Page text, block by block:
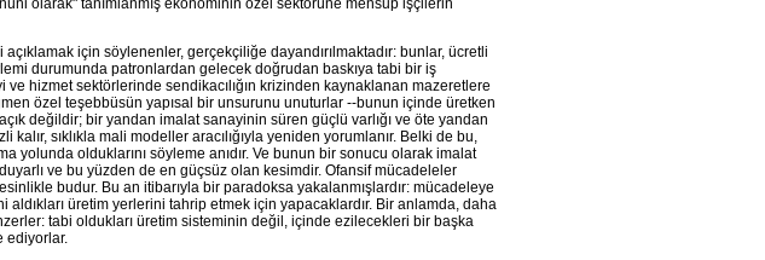
olarak" tanımlanmış ekonominin özel sektörüne mensup işçilerin
için söylenenler, gerçekçiliğe dayandırılmaktadır: bunlar, ücretli
durumunda patronlardan gelecek doğrudan baskıya tabi bir iş
hizmet sektörlerinde sendikacılığın krizinden kaynaklanan mazeretlere
özel teşebbüsün yapısal bir unsurunu unuturlar --bunun içinde üretken
değildir; bir yandan imalat sanayinin süren güçlü varlığı ve öte yandan
sıklıkla mali modeller aracılığıyla yeniden yorumlanır. Belki de bu,
yolunda olduklarını söyleme anıdır. Ve bunun bir sonucu olarak imalat
duyarlı ve bu yüzden de en güçsüz olan kesimdir. Ofansif mücadeleler
budur. Bu an itibarıyla bir paradoksa yakalanmışlardır: mücadeleye
üretim yerlerini tahrip etmek için yapacaklardır. Bir anlamda, daha
tabi oldukları üretim sisteminin değil, içinde ezilecekleri bir başka
ediyorlar.